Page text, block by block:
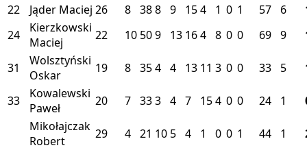
22
Jąder Maciej 26 8 388 9 154 1 0 1 57 6
24
Kierzkowski
Maciej
22 10 509 13 164 8 0 0 69 9
31
Wolsztyński
Oskar
19 8 354 4 13 11 3 0 0 33 5
33
Kowalewski
Paweł
20 7 333 4 7 154 0 0 24 1
Mikołajczak
Robert
29 4 21 10 5 4 1 0 0 1 44 1